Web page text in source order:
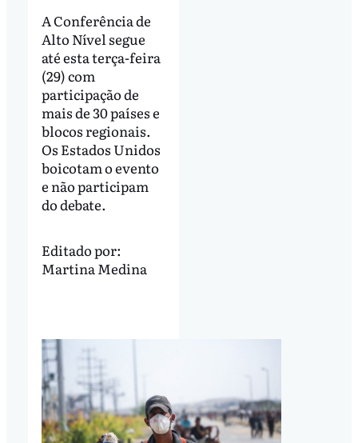
A Conferência de
Alto Nível segue
até esta terça-feira
(29) com
participação de
mais de 30 países e
blocos regionais.
Os Estados Unidos
boicotam o evento
e não participam
do debate.
Editado por:
Martina Medina